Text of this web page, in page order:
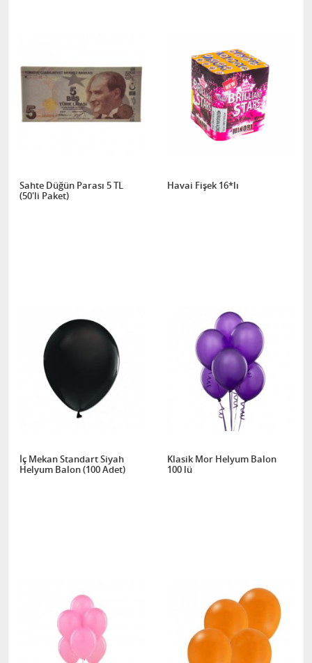
Sahte Düğün Parası 5 TL
(50'li Paket)
Havai Fişek 16*lı
İç Mekan Standart Siyah
Helyum Balon (100 Adet)
Klasik Mor Helyum Balon
100 lü